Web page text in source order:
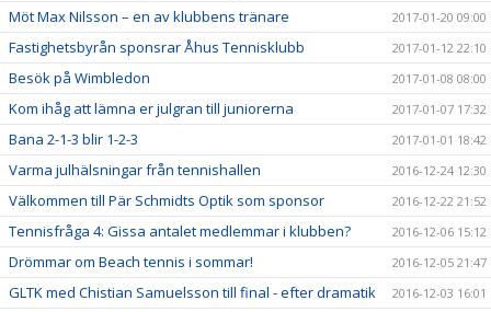
Möt Max Nilsson – en av klubbens tränare 2017-01-20 09:00
Fastighetsbyrån sponsrar Åhus Tennisklubb 2017-01-12 22:10
Besök på Wimbledon 2017-01-08 08:00
Kom ihåg att lämna er julgran till juniorerna 2017-01-07 17:32
Bana 2-1-3 blir 1-2-3 2017-01-01 18:42
Varma julhälsningar från tennishallen 2016-12-24 12:30
Välkommen till Pär Schmidts Optik som sponsor 2016-12-22 21:52
Tennisfråga 4: Gissa antalet medlemmar i klubben? 2016-12-06 15:12
Drömmar om Beach tennis i sommar! 2016-12-05 21:47
GLTK med Chistian Samuelsson till final - efter dramatik 2016-12-03 16:01